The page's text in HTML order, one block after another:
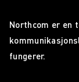
Northcom er en
fungerer.